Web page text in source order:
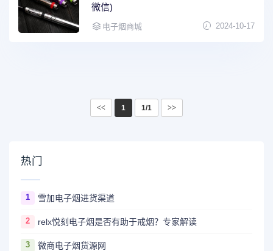
微信)
电子烟商城 2024-10-17
<< 1 1/1 >>
热门
1 雪加电子烟进货渠道
2 relx悦刻电子烟是否有助于戒烟？专家解读
3 微商电子烟货源网